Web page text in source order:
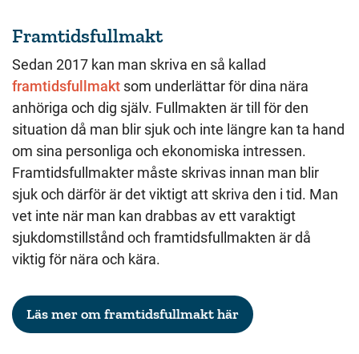
Framtidsfullmakt
Sedan 2017 kan man skriva en så kallad
framtidsfullmakt som underlättar för dina nära
anhöriga och dig själv. Fullmakten är till för den
situation då man blir sjuk och inte längre kan ta hand
om sina personliga och ekonomiska intressen.
Framtidsfullmakter måste skrivas innan man blir
sjuk och därför är det viktigt att skriva den i tid. Man
vet inte när man kan drabbas av ett varaktigt
sjukdomstillstånd och framtidsfullmakten är då
viktig för nära och kära.
Läs mer om framtidsfullmakt här